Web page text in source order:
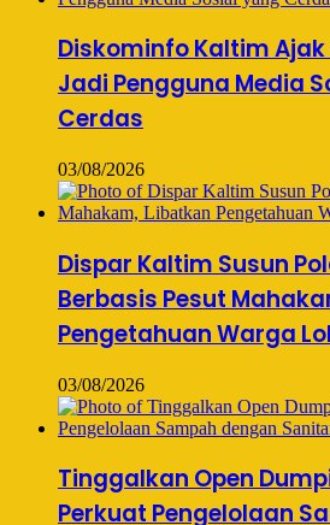
Diskominfo Kaltim
Jadi Pengguna Media
Cerdas
03/08/2026
Dispar Kaltim Susun
Berbasis Pesut
Pengetahuan Warga
03/08/2026
Tinggalkan Open
Perkuat Pengelolaan